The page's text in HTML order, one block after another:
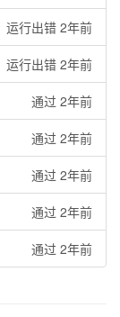
运行出错 2年前
运行出错 2年前
通过 2年前
通过 2年前
通过 2年前
通过 2年前
通过 2年前